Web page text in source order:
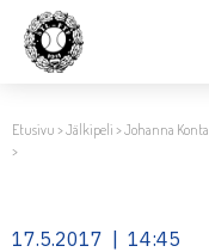
Etusivu >Jälkipeli >Johanna
>
17.5.2017 | 14:45